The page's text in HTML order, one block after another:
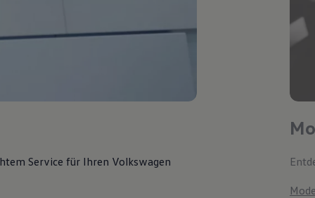
Service für Ihren Volkswagen